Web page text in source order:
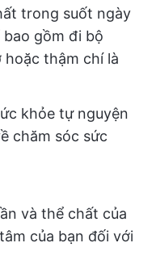
trong suốt ngày
gồm đi bộ
hoặc thậm chí là
khỏe tự nguyện
chăm sóc sức
và thể chất của
của bạn đối với